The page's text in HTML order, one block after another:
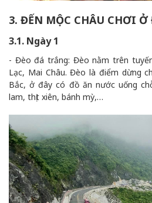
3. ĐẾN MỘC CHÂU CHƠI Ở
3.1. Ngày 1
- Đèo đá trắng: Đèo nằm trên
Lạc, Mai Châu. Đèo là điểm dừng
Bắc, ở đây có đồ ăn nước uống
lam, thịt xiên, bánh mỳ,…